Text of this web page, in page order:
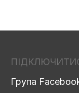
Група